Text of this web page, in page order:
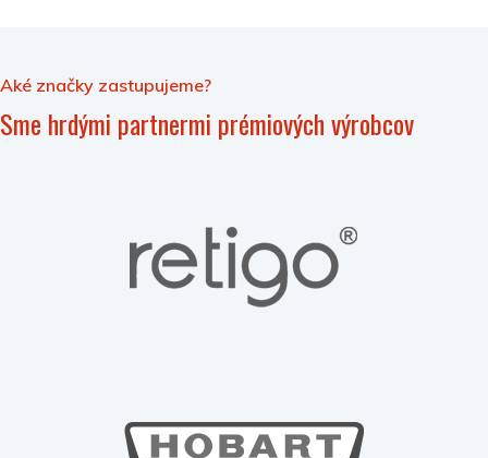
Aké značky zastupujeme?
Sme hrdými partnermi prémiových výrobcov